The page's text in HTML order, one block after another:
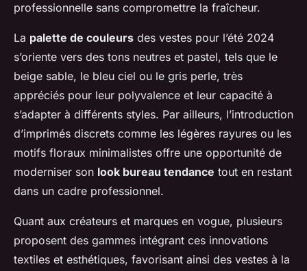
professionnelle sans compromettre la fraîcheur.
La palette de couleurs des vestes pour l’été 2024
s’oriente vers des tons neutres et pastel, tels que le
beige sable, le bleu ciel ou le gris perle, très
appréciés pour leur polyvalence et leur capacité à
s’adapter à différents styles. Par ailleurs, l’introduction
d’imprimés discrets comme les légères rayures ou les
motifs floraux minimalistes offre une opportunité de
moderniser son look bureau tendance tout en restant
dans un cadre professionnel.
Quant aux créateurs et marques en vogue, plusieurs
proposent des gammes intégrant ces innovations
textiles et esthétiques, favorisant ainsi des vestes à la